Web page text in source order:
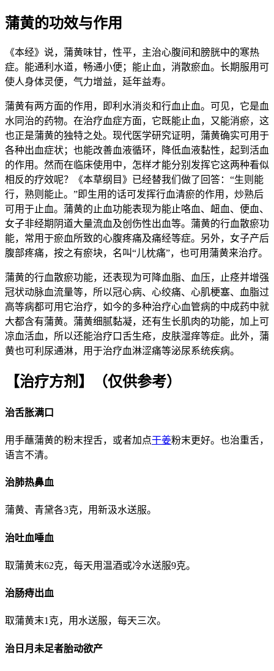
蒲黄的功效与作用
《本经》说，蒲黄味甘，性平，主治心腹间和膀胱中的寒热
症。能通利水道，畅通小便；能止血，消散瘀血。长期服用可
使人身体灵便，气力增益，延年益寿。
蒲黄有两方面的作用，即利水消炎和行血止血。可见，它是血
水同治的药物。在治疗血症方面，它既能止血，又能消瘀，这
也正是蒲黄的独特之处。现代医学研究证明，蒲黄确实可用于
各种出血症状；也能改善血液循环，降低血液黏性，起到活血
的作用。然而在临床使用中，怎样才能分别发挥它这两种看似
相反的疗效呢？《本草纲目》已经替我们做了回答：“生则能
行，熟则能止。”即生用的话可发挥行血清瘀的作用，炒熟后
可用于止血。蒲黄的止血功能表现为能止咯血、衄血、便血、
女子非经期阴道大量流血及创伤性出血等。蒲黄的行血散瘀功
能，常用于瘀血所致的心腹疼痛及痛经等症。另外，女子产后
腹部疼痛，按之有瘀块，名叫“儿枕痛”，也可用蒲黄来治疗。
蒲黄的行血散瘀功能，还表现为可降血脂、血压，止痉并增强
冠状动脉血流量等，所以冠心病、心绞痛、心肌梗塞、血脂过
高等病都可用它治疗，如今的多种治疗心血管病的中成药中就
大都含有蒲黄。蒲黄细腻黏凝，还有生长肌肉的功能，加上可
凉血活血，所以还能治疗口舌生疮，皮肤湿痒等症。此外，蒲
黄也可利尿通淋，用于治疗血淋涩痛等泌尿系统疾病。
【治疗方剂】 （仅供参考）
治舌胀满口
用手蘸蒲黄的粉末捏舌，或者加点干姜粉末更好。也治重舌，
语言不清。
治肺热鼻血
蒲黄、青黛各3克，用新汲水送服。
治吐血唾血
取蒲黄末62克，每天用温酒或冷水送服9克。
治肠痔出血
取蒲黄末1克，用水送服，每天三次。
治日月未足者胎动欲产